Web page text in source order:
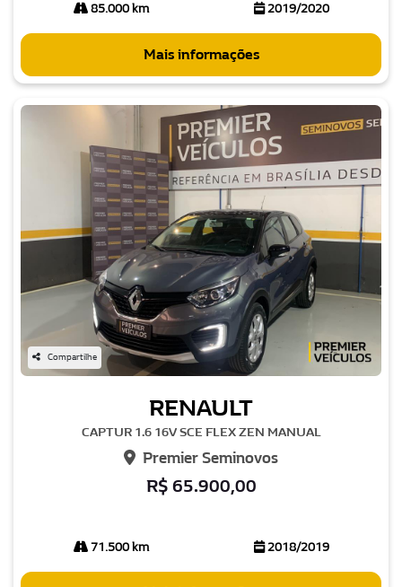
85.000 km 2019/2020
Mais informações
Compartilhe
RENAULT
CAPTUR 1.6 16V SCE FLEX ZEN MANUAL
Premier Seminovos
R$ 65.900,00
71.500 km 2018/2019